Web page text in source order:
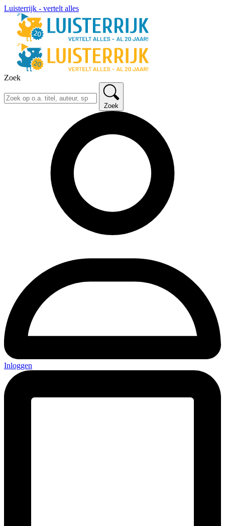
Luisterrijk - vertelt alles
Zoek
Zoek
Inloggen